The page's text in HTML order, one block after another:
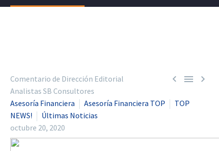
  
Comentario de Dirección Editorial
Analistas SB Consultores
Asesoría Financiera
Asesoría Financiera TOP
TOP
NEWS!
Últimas Noticias
octubre 20, 2020